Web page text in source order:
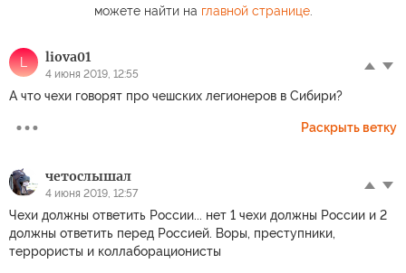
можете найти на главной странице.
L liova01
4 июня 2019, 12:55
А что чехи говорят про чешских легионеров в Сибири?
Раскрыть ветку
четослышал
4 июня 2019, 12:57
Чехи должны ответить России... нет 1 чехи должны России и 2
должны ответить перед Россией. Воры, преступники,
террористы и коллаборационисты